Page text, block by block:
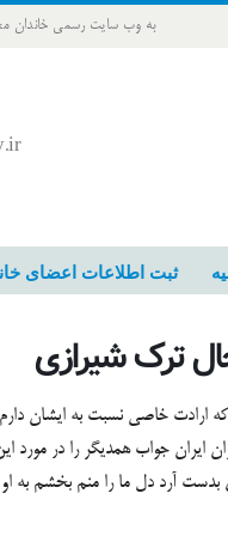
به وب سایت رسمی خاندان
ثبت اطلاعات اعضای
ترک شیرازی
خاصی نسبت به ایشان
بر سر خال ترک شیرازی" و 4 نفر از شاعران ایران
آرد دل ما را منم بخشم به او